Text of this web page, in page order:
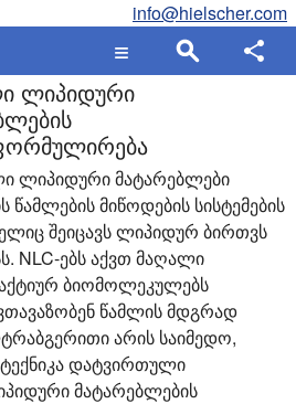
info@hielscher.com
ლიპიდური
ლიპიდური მატარებლები
წამლების მიწოდების სისტემების
შეიცავს ლიპიდურ ბირთვს
NLC-ებს აქვთ მაღალი
ბიომოლეკულებს
წამლის მდგრად
არის საიმედო,
დატვირთული
მატარებლების